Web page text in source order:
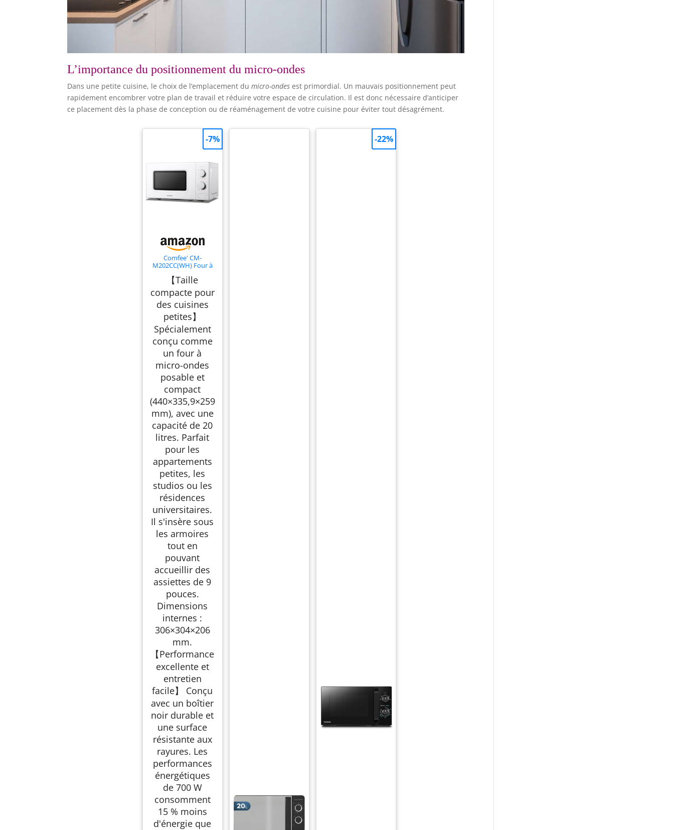
L’importance du positionnement du micro-ondes
Dans une petite cuisine, le choix de l’emplacement dumicro-ondes est primordial. Un mauvais positionnement peut
rapidement encombrer votre plan de travail et réduire votre espace de circulation. Il est donc nécessaire d’anticiper
ce placement dès la phase de conception ou de réaménagement de votre cuisine pour éviter tout désagrément.
Comfee' CM-
M202CC(WH) Four à
avec la capacité de 20
litres, 700 W avec
Commande manuelle,
Convenable pour
petites cuisines, 5
niveaux de puissance,
Dége rapide, Blanc
【Taille
compacte pour
des cuisines
petites】
Spécialement
conçu comme
un four à
micro-ondes
posable et
compact
(440×335,9×259
mm), avec une
capacité de 20
litres. Parfait
pour les
appartements
petites, les
studios ou les
résidences
universitaires.
Il s'insère sous
les armoires
tout en
pouvant
accueillir des
assiettes de 9
pouces.
Dimensions
internes :
306×304×206
mm.
【Performance
excellente et
entretien
facile】 Conçu
avec un boîtier
noir durable et
une surface
résistante aux
rayures. Les
performances
énergétiques
de 700 W
consomment
15 % moins
d'énergie que
-7% -22%